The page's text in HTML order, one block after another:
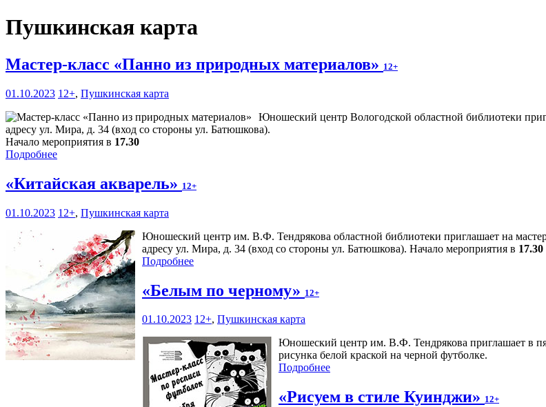
Пушкинская карта
Мастер-класс «Панно из природных материалов» 12+
01.10.2023 12+, Пушкинская карта
Юношеский центр Вологодской областной библиотеки
адресу ул. Мира, д. 34 (вход со стороны ул. Батюшкова).
Начало мероприятия в 17.30
Подробнее
«Китайская акварель» 12+
01.10.2023 12+, Пушкинская карта
Юношеский центр им. В.Ф. Тендрякова областной библиотеки приглашает на
адресу ул. Мира, д. 34 (вход со стороны ул. Батюшкова). Начало мероприятия в 17.30
Подробнее
«Белым по черному» 12+
01.10.2023 12+, Пушкинская карта
Юношеский центр им. В.Ф. Тендрякова приглашает в
рисунка белой краской на черной футболке.
Подробнее
«Рисуем в стиле Куинджи» 12+